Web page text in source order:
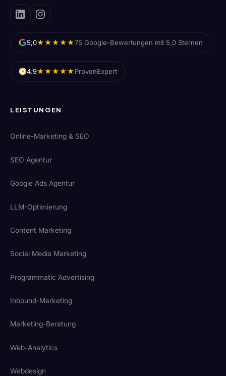
5,0★★★★★75 Google-Bewertungen mit 5,0 Sternen
4.9★★★★★ProvenExpert
LEISTUNGEN
Online-Marketing & SEO
SEO Agentur
Google Ads Agentur
LLM-Optimierung
Content Marketing
Social Media Marketing
Programmatic Advertising
Inbound-Marketing
Marketing-Beratung
Web-Analytics
Webdesign